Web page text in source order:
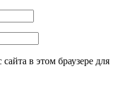
в этом браузере для